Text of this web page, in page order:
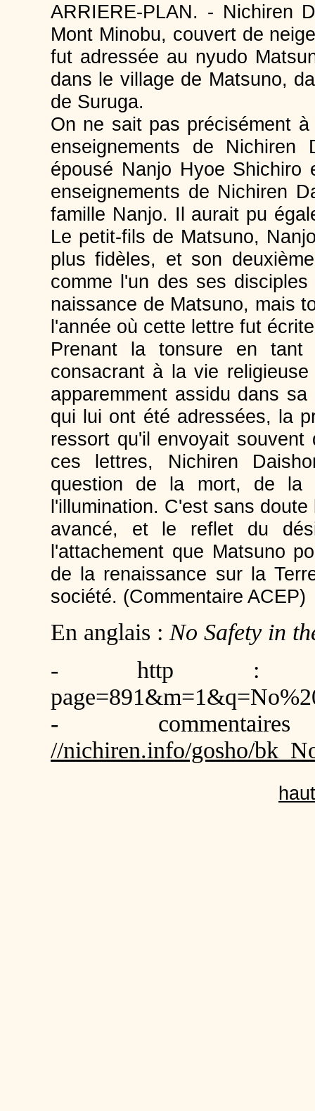
ARRIERE-PLAN. - Nichiren
Mont Minobu, couvert de
fut adressée au nyudo
dans le village de Matsuno,
de Suruga.
On ne sait pas précisément
enseignements de
épousé Nanjo Hyoe
enseignements de Nichiren
famille Nanjo. Il aurait pu
Le petit-fils de Matsuno,
plus fidèles, et son
comme l'un des ses
naissance de Matsuno, mais
l'année où cette lettre fut
Prenant la tonsure en
consacrant à la vie
apparemment assidu dans
qui lui ont été adressées, la
ressort qu'il envoyait
ces lettres, Nichiren
question de la mort, de
l'illumination. C'est sans
avancé, et le reflet du
l'attachement que Matsuno
de la renaissance sur la
société. (Commentaire ACEP)
En anglais : No Safety in
- http : //
-
//nichiren.info/gosho/